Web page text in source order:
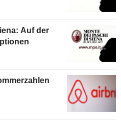
Auf der